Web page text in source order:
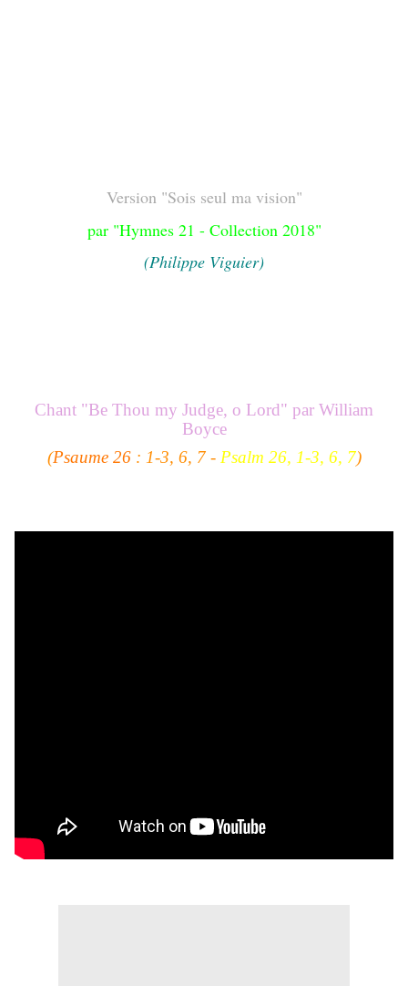
Version "Sois seul ma vision"
par "Hymnes 21 - Collection 2018"
(Philippe Viguier)
Chant "Be Thou my Judge, o Lord" par William
Boyce
(Psaume 26 : 1-3, 6, 7 - Psalm 26, 1-3, 6, 7)